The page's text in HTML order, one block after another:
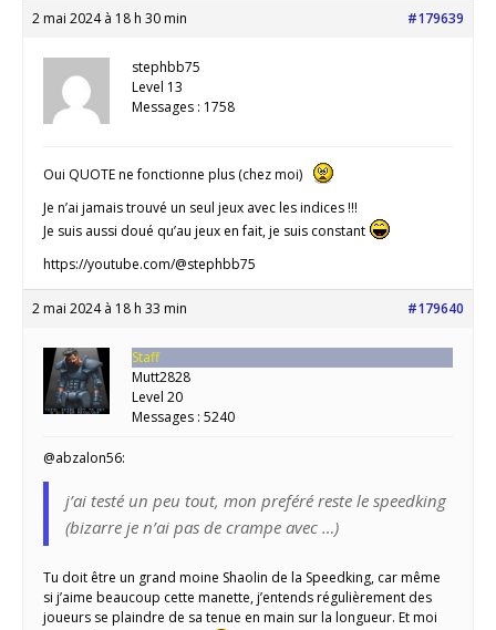
2 mai 2024 à 18 h 30 min #179639
stephbb75
Level 13
Messages : 1758
Oui QUOTE ne fonctionne plus (chez moi)
Je n’ai jamais trouvé un seul jeux avec les indices !!!
Je suis aussi doué qu’au jeux en fait, je suis constant
https://youtube.com/@stephbb75
2 mai 2024 à 18 h 33 min #179640
Staff
Mutt2828
Level 20
Messages : 5240
@abzalon56:
j’ai testé un peu tout, mon preféré reste le speedking
(bizarre je n’ai pas de crampe avec …)
Tu doit être un grand moine Shaolin de la Speedking, car même
si j’aime beaucoup cette manette, j’entends régulièrement des
joueurs se plaindre de sa tenue en main sur la longueur. Et moi